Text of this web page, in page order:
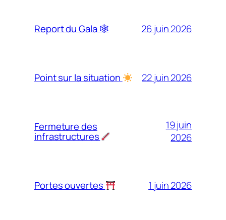
Report du Gala 🕸 26 juin 2026
Point sur la situation 22 juin 2026
Fermeture des
infrastructures
19 juin
2026
Portes ouvertes 1 juin 2026